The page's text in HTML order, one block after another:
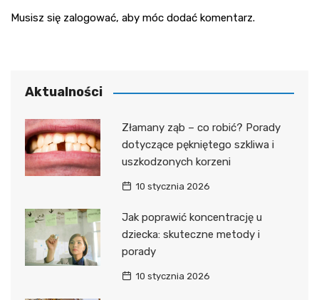
Musisz się zalogować, aby móc dodać komentarz.
Aktualności
Złamany ząb – co robić? Porady
dotyczące pękniętego szkliwa i
uszkodzonych korzeni
10 stycznia 2026
Jak poprawić koncentrację u
dziecka: skuteczne metody i
porady
10 stycznia 2026